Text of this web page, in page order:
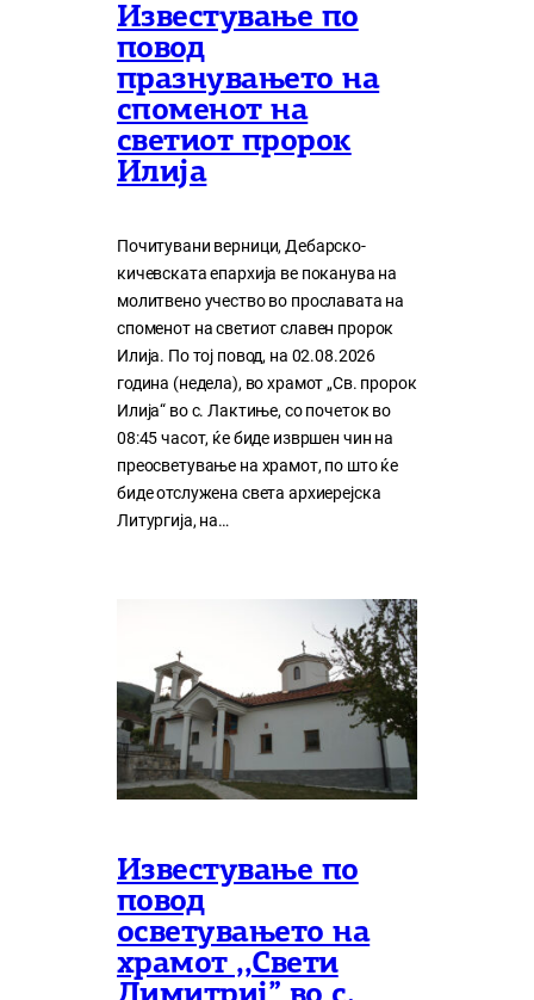
Известување по
повод
празнувањето на
споменот на
светиот пророк
Илија
Почитувани верници, Дебарско-
кичевската епархија ве поканува на
молитвено учество во прославата на
споменот на светиот славен пророк
Илија. По тој повод, на 02.08.2026
година (недела), во храмот „Св. пророк
Илија“ во с. Лактиње, со почеток во
08:45 часот, ќе биде извршен чин на
преосветување на храмот, по што ќе
биде отслужена света архиерејска
Литургија, на…
Известување по
повод
осветувањето на
храмот ,,Свети